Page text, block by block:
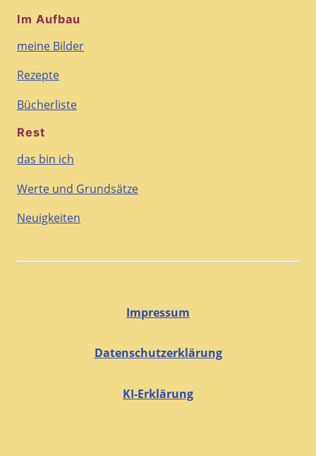
Im Aufbau
meine Bilder
Rezepte
Bücherliste
Rest
das bin ich
Werte und Grundsätze
Neuigkeiten
Impressum
Datenschutzerklärung
KI-Erklärung